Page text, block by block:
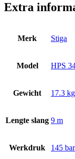
Extra
Merk Stiga
Model HPS
Gewicht 17.3 kg
Lengte slang 9 m
Werkdruk 145 bar